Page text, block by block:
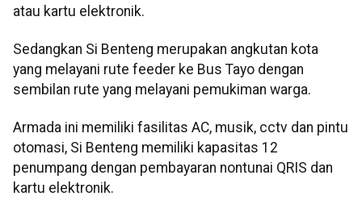
atau kartu elektronik.
Sedangkan Si Benteng merupakan angkutan kota
yang melayani rute feeder ke Bus Tayo dengan
sembilan rute yang melayani pemukiman warga.
Armada ini memiliki fasilitas AC, musik, cctv dan pintu
otomasi, Si Benteng memiliki kapasitas 12
penumpang dengan pembayaran nontunai QRIS dan
kartu elektronik.